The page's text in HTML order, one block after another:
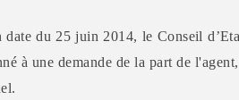
du 25 juin 2014, le Conseil
à une demande de la part de